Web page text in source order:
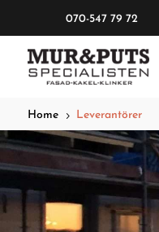
070-547 79 72
Home 5 Leverantörer